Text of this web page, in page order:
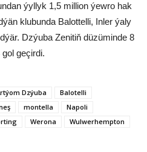
ýyllyk 1,5 million ýewro hak
klubunda Balottelli, Inler ýaly
Dzýuba Zenitiň düzüminde 8
geçirdi.
Dzýuba
Balotelli
montella
Napoli
Werona
Wulwerhempton